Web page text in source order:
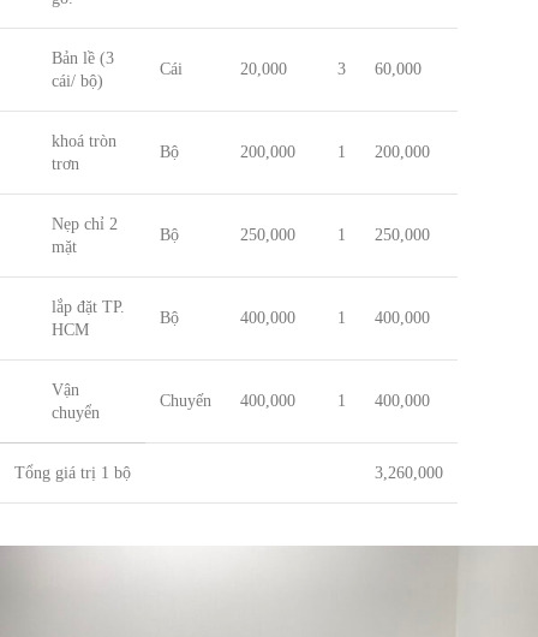
Bản lề (3
cái/ bộ)
Cái 20,000 3 60,000
khoá tròn
trơn
Bộ 200,000 1 200,000
Nẹp chỉ 2
mặt
Bộ 250,000 1 250,000
lắp đặt TP.
HCM
Bộ 400,000 1 400,000
Vận
chuyển
Chuyến 400,000 1 400,000
Tổng giá trị 1 bộ 3,260,000